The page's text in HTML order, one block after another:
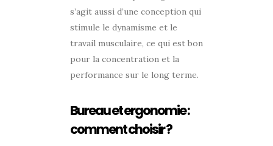
s’agit aussi d’une conception qui
stimule le dynamisme et le
travail musculaire, ce qui est bon
pour la concentration et la
performance sur le long terme.
Bureau et ergonomie :
comment choisir ?